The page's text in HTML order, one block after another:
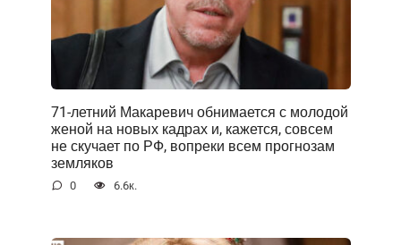
71-летний Макаревич обнимается с молодой
женой на новых кадрах и, кажется, совсем
не скучает по РФ, вопреки всем прогнозам
земляков
0 6.6к.